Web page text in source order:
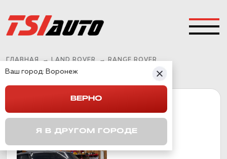
ГЛАВНАЯ → LAND ROVER → RANGE ROVER
Ваш город: Воронеж
ВЕРНО
Я В ДРУГОМ ГОРОДЕ